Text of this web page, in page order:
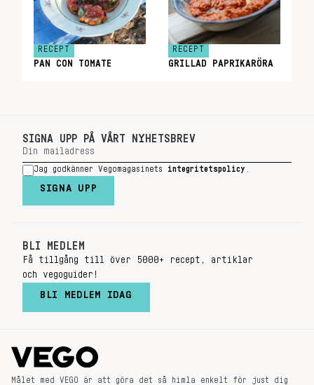
RECEPT
PAN CON TOMATE
RECEPT
GRILLAD PAPRIKARÖRA
SIGNA UPP PÅ VÅRT NYHETSBREV
Jag godkänner Vegomagasinets integritetspolicy
SIGNA UPP
BLI MEDLEM
Få tillgång till över 5000+ recept, artiklar
och vegoguider!
BLI MEDLEM IDAG
Målet med VEGO är att göra det så himla enkelt för just dig